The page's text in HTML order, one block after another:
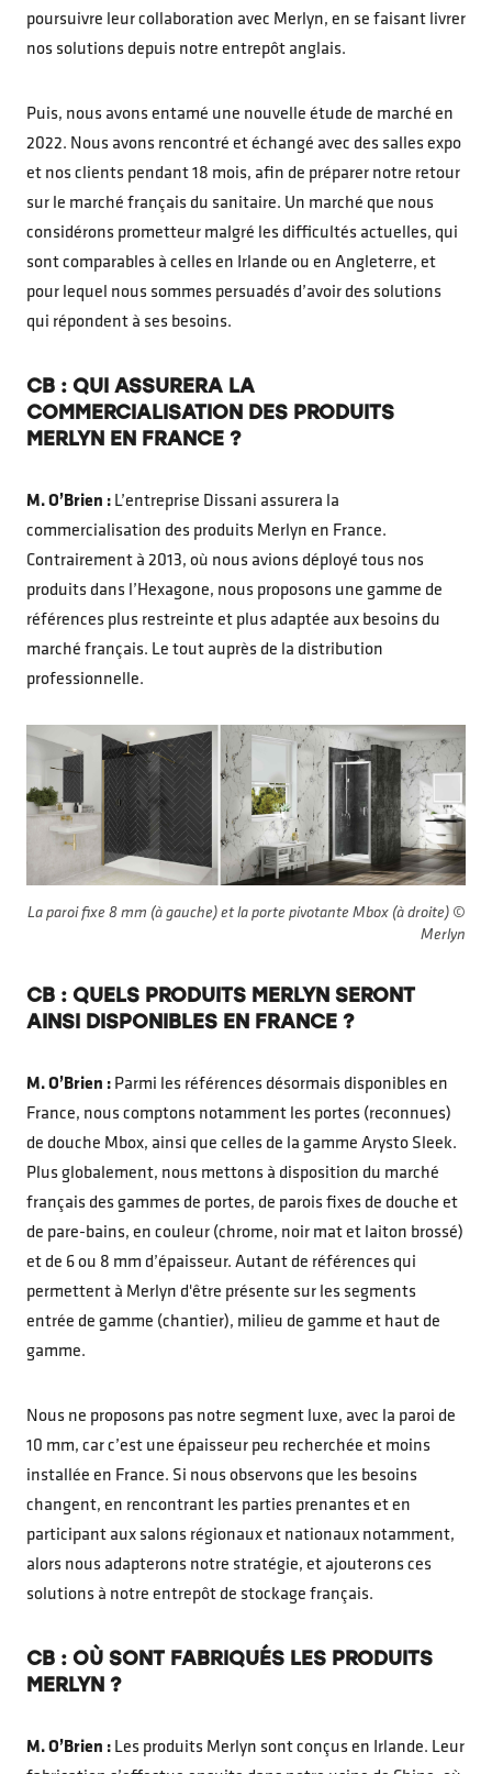
poursuivre leur collaboration avec Merlyn, en se faisant livrer
nos solutions depuis notre entrepôt anglais.
Puis, nous avons entamé une nouvelle étude de marché en
2022. Nous avons rencontré et échangé avec des salles expo
et nos clients pendant 18 mois, afin de préparer notre retour
sur le marché français du sanitaire. Un marché que nous
considérons prometteur malgré les difficultés actuelles, qui
sont comparables à celles en Irlande ou en Angleterre, et
pour lequel nous sommes persuadés d’avoir des solutions
qui répondent à ses besoins.
CB : QUI ASSURERA LA
COMMERCIALISATION DES PRODUITS
MERLYN EN FRANCE ?
M. O’Brien : L’entreprise Dissani assurera la
commercialisation des produits Merlyn en France.
Contrairement à 2013, où nous avions déployé tous nos
produits dans l’Hexagone, nous proposons une gamme de
références plus restreinte et plus adaptée aux besoins du
marché français. Le tout auprès de la distribution
professionnelle.
La paroi fixe 8 mm (à gauche) et la porte pivotante Mbox (à droite) ©
Merlyn
CB : QUELS PRODUITS MERLYN SERONT
AINSI DISPONIBLES EN FRANCE ?
M. O’Brien : Parmi les références désormais disponibles en
France, nous comptons notamment les portes (reconnues)
de douche Mbox, ainsi que celles de la gamme Arysto Sleek.
Plus globalement, nous mettons à disposition du marché
français des gammes de portes, de parois fixes de douche et
de pare-bains, en couleur (chrome, noir mat et laiton brossé)
et de 6 ou 8 mm d’épaisseur. Autant de références qui
permettent à Merlyn d'être présente sur les segments
entrée de gamme (chantier), milieu de gamme et haut de
gamme.
Nous ne proposons pas notre segment luxe, avec la paroi de
10 mm, car c’est une épaisseur peu recherchée et moins
installée en France. Si nous observons que les besoins
changent, en rencontrant les parties prenantes et en
participant aux salons régionaux et nationaux notamment,
alors nous adapterons notre stratégie, et ajouterons ces
solutions à notre entrepôt de stockage français.
CB : OÙ SONT FABRIQUÉS LES PRODUITS
MERLYN ?
M. O’Brien : Les produits Merlyn sont conçus en Irlande. Leur